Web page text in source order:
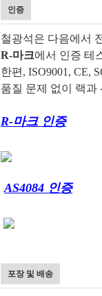
인증
철광석은 다음에서
R-마크에서 인증 테
한편, ISO9001, CE,
품질 문제 없이 랙과
R-마크 인증
AS4084 인증
포장 및 배송